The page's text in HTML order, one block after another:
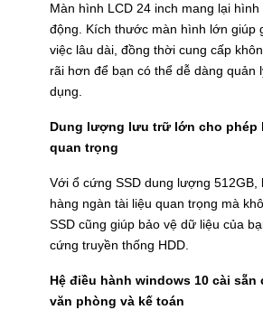
Màn hình LCD 24 inch mang lại
động. Kích thước màn hình lớn giúp
việc lâu dài, đồng thời cung cấp
rãi hơn để bạn có thể dễ dàng quản
dụng.
Dung lượng lưu trữ lớn cho phép
quan trọng
Với ổ cứng SSD dung lượng
hàng ngàn tài liệu quan trọng mà
SSD cũng giúp bảo vệ dữ liệu của
cứng truyền thống HDD.
Hệ điều hành windows 10 cài sẵn
văn phòng và kế toán